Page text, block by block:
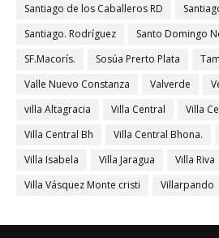
Santiago de los Caballeros RD
Santiago. Rodríguez
Santo Domingo
SF.Macorís.
Sosúa Prerto Plata
Valle Nuevo Constanza
Valverde
villa Altagracia
Villa Central
Villa
Villa Central Bh
Villa Central Bhona.
Villa Isabela
Villa Jaragua Villa Riva
Villa Vásquez Monte cristi
Villarpando